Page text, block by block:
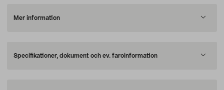
Mer information
Specifikationer, dokument och ev. faroinformation